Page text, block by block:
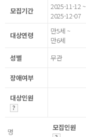
모집기간
2025-11-12 ~
2025-12-07
대상연령
만5세 ~
만6세
성별
무관
장애여부
대상인원
명 모집인원